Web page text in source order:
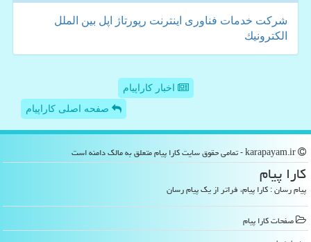
شركت خدمات فناوری اینترنت رپورتاژ اپل بین الملل
الكترونیك
اخبار کاراپیام
صفحه اصلی کاراپیام
كارا پیام
پیام رسان : کارا پیام، فراتر از یک پیام رسان
صفحات كارا پیام